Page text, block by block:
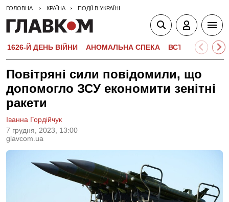
ГОЛОВНА КРАЇНА ПОДІЇ В УКРАЇНІ
1626-Й ДЕНЬ ВІЙНИ АНОМАЛЬНА СПЕКА ВСТУПНА
Повітряні сили повідомили, що
допомогло ЗСУ економити зенітні
ракети
7 грудня, 2023, 13:00
glavcom.ua
Іванна Гордійчук